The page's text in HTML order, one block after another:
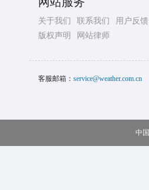
关于我们 联系我们
用户反馈
版权声明
网站律师
客服邮箱： service@weather.com.cn
中